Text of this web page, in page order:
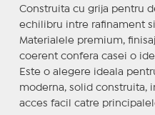
Construita cu grija pentru
echilibru intre rafinament
Materialele premium,
coerent confera casei o
Este o alegere ideala
moderna, solid construita,
acces facil catre